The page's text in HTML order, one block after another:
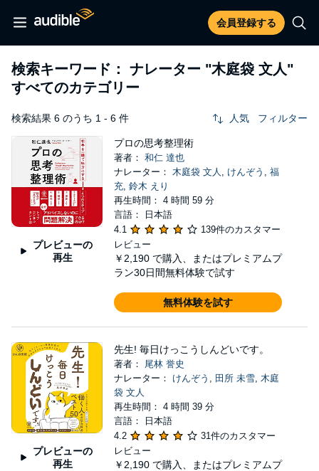
会員登録する
検索キーワード： ナレーター "木庭袋 文人"
すべてのカテゴリー
検索結果 6 のうち 1 - 6 件 人気 フィルター
プレビューの
再生
プロの思考整理術
著者： 和仁 達也
ナレーター： 木庭袋 文人 , けんぞう , 福
充, 鈴木 えり
再生時間： 4 時間 59 分
言語： 日本語
4.1
139件のカスタマー
レビュー
￥2,190 で購入、またはプレミアムプ
ラン30日間無料体験で試す
無料体験を試す
プレビューの
再生
先生! 毎日けっこうしんどいです。
著者： 尾林 誉史
ナレーター： けんぞう , 田所 未雪, 木庭
袋 文人
再生時間： 4 時間 39 分
言語： 日本語
4.2
31件のカスタマー
レビュー
￥2,190 で購入、またはプレミアムプ